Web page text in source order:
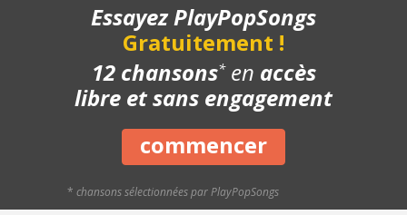
- Playback piano
- Bonus
Essayez PlayPopSongs
Gratuitement !
12 chansons*en accès
libre et sans engagement
commencer
* chansons sélectionnées par PlayPopSongs